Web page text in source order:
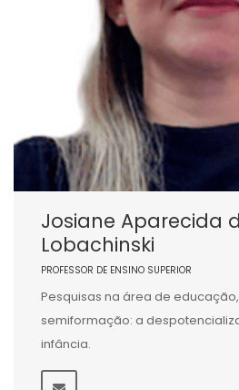
Josiane Aparecida
Lobachinski
PROFESSOR DE ENSINO SUPERIOR
Pesquisas na área de
semiformação: a
infância.